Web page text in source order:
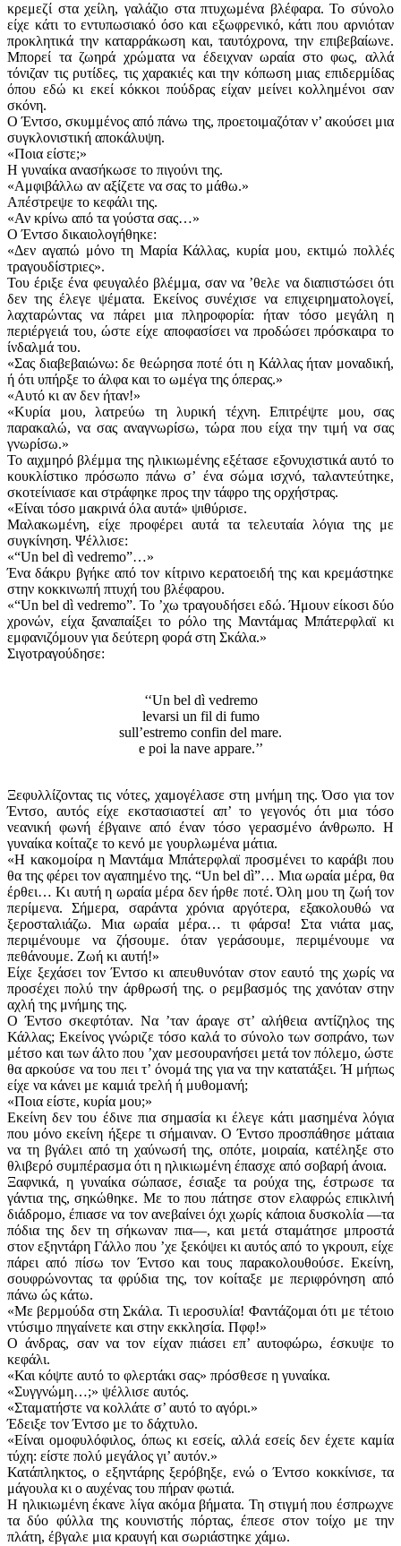
κρεμεζί στα χείλη, γαλάζιο στα πτυχωμένα βλέφαρα. Το σύνολο
είχε κάτι το εντυπωσιακό όσο και εξωφρενικό, κάτι που αρνιόταν
προκλητικά την καταρράκωση και, ταυτόχρονα, την επιβεβαίωνε.
Μπορεί τα ζωηρά χρώματα να έδειχναν ωραία στο φως, αλλά
τόνιζαν τις ρυτίδες, τις χαρακιές και την κόπωση μιας επιδερμίδας
όπου εδώ κι εκεί κόκκοι πούδρας είχαν μείνει κολλημένοι σαν
σκόνη.
Ο Έντσο, σκυμμένος από πάνω της, προετοιμαζόταν ν’ ακούσει μια
συγκλονιστική αποκάλυψη.
«Ποια είστε;»
Η γυναίκα ανασήκωσε το πιγούνι της.
«Αμφιβάλλω αν αξίζετε να σας το μάθω.»
Απέστρεψε το κεφάλι της.
«Αν κρίνω από τα γούστα σας…»
Ο Έντσο δικαιολογήθηκε:
«Δεν αγαπώ μόνο τη Μαρία Κάλλας, κυρία μου, εκτιμώ πολλές
τραγουδίστριες».
Του έριξε ένα φευγαλέο βλέμμα, σαν να ’θελε να διαπιστώσει ότι
δεν της έλεγε ψέματα. Εκείνος συνέχισε να επιχειρηματολογεί,
λαχταρώντας να πάρει μια πληροφορία: ήταν τόσο μεγάλη η
περιέργειά του, ώστε είχε αποφασίσει να προδώσει πρόσκαιρα το
ίνδαλμά του.
«Σας διαβεβαιώνω: δε θεώρησα ποτέ ότι η Κάλλας ήταν μοναδική,
ή ότι υπήρξε το άλφα και το ωμέγα της όπερας.»
«Αυτό κι αν δεν ήταν!»
«Κυρία μου, λατρεύω τη λυρική τέχνη. Επιτρέψτε μου, σας
παρακαλώ, να σας αναγνωρίσω, τώρα που είχα την τιμή να σας
γνωρίσω.»
Το αιχμηρό βλέμμα της ηλικιωμένης εξέτασε εξονυχιστικά αυτό το
κουκλίστικο πρόσωπο πάνω σ’ ένα σώμα ισχνό, ταλαντεύτηκε,
σκοτείνιασε και στράφηκε προς την τάφρο της ορχήστρας.
«Είναι τόσο μακρινά όλα αυτά» ψιθύρισε.
Μαλακωμένη, είχε προφέρει αυτά τα τελευταία λόγια της με
συγκίνηση. Ψέλλισε:
«“Un bel dì vedremo”…»
Ένα δάκρυ βγήκε από τoν κίτρινo κερατοειδή της και κρεμάστηκε
στην κοκκινωπή πτυχή του βλέφαρου.
«“Un bel dì vedremo”. Το ’χω τραγουδήσει εδώ. Ήμουν είκοσι δύο
χρονών, είχα ξαναπαίξει το ρόλο της Μαντάμας Μπάτερφλαϊ κι
εμφανιζόμουν για δεύτερη φορά στη Σκάλα.»
Σιγοτραγούδησε:
‘‘Un bel dì vedremo
levarsi un fil di fumo
sull’estremo confin del mare.
e poi la nave appare.’’
Ξεφυλλίζοντας τις νότες, χαμογέλασε στη μνήμη της. Όσο για τον
Έντσο, αυτός είχε εκστασιαστεί απ’ το γεγονός ότι μια τόσο
νεανική φωνή έβγαινε από έναν τόσο γερασμένο άνθρωπο. Η
γυναίκα κοίταζε το κενό με γουρλωμένα μάτια.
«Η κακομοίρα η Μαντάμα Μπάτερφλαϊ προσμένει το καράβι που
θα της φέρει τον αγαπημένο της. “Un bel dì”… Mια ωραία μέρα, θα
έρθει… Κι αυτή η ωραία μέρα δεν ήρθε ποτέ. Όλη μου τη ζωή τον
περίμενα. Σήμερα, σαράντα χρόνια αργότερα, εξακολουθώ να
ξεροσταλιάζω. Μια ωραία μέρα… τι φάρσα! Στα νιάτα μας,
περιμένουμε να ζήσουμε. όταν γεράσουμε, περιμένουμε να
πεθάνουμε. Ζωή κι αυτή!»
Είχε ξεχάσει τον Έντσο κι απευθυνόταν στον εαυτό της χωρίς να
προσέχει πολύ την άρθρωσή της. ο ρεμβασμός της χανόταν στην
αχλή της μνήμης της.
Ο Έντσο σκεφτόταν. Να ’ταν άραγε στ’ αλήθεια αντίζηλος της
Κάλλας; Εκείνος γνώριζε τόσο καλά το σύνολο των σοπράνο, των
μέτσο και των άλτο που ’χαν μεσουρανήσει μετά τον πόλεμο, ώστε
θα αρκούσε να του πει τ’ όνομά της για να την κατατάξει. Ή μήπως
είχε να κάνει με καμιά τρελή ή μυθομανή;
«Ποια είστε, κυρία μου;»
Εκείνη δεν του έδινε πια σημασία κι έλεγε κάτι μασημένα λόγια
που μόνο εκείνη ήξερε τι σήμαιναν. Ο Έντσο προσπάθησε μάταια
να τη βγάλει από τη χαύνωσή της, οπότε, μοιραία, κατέληξε στο
θλιβερό συμπέρασμα ότι η ηλικιωμένη έπασχε από σοβαρή άνοια.
Ξαφνικά, η γυναίκα σώπασε, έσιαξε τα ρούχα της, έστρωσε τα
γάντια της, σηκώθηκε. Με το που πάτησε στον ελαφρώς επικλινή
διάδρομο, έπιασε να τον ανεβαίνει όχι χωρίς κάποια δυσκολία —τα
πόδια της δεν τη σήκωναν πια—, και μετά σταμάτησε μπροστά
στον εξηντάρη Γάλλο που ’χε ξεκόψει κι αυτός από το γκρουπ, είχε
πάρει από πίσω τον Έντσο και τους παρακολουθούσε. Εκείνη,
σουφρώνοντας τα φρύδια της, τον κοίταξε με περιφρόνηση από
πάνω ώς κάτω.
«Με βερμούδα στη Σκάλα. Τι ιεροσυλία! Φαντάζομαι ότι με τέτοιο
ντύσιμο πηγαίνετε και στην εκκλησία. Πφφ!»
Ο άνδρας, σαν να τον είχαν πιάσει επ’ αυτοφώρω, έσκυψε το
κεφάλι.
«Και κόψτε αυτό το φλερτάκι σας» πρόσθεσε η γυναίκα.
«Συγγνώμη…;» ψέλλισε αυτός.
«Σταματήστε να κολλάτε σ’ αυτό το αγόρι.»
Έδειξε τον Έντσο με το δάχτυλο.
«Είναι ομοφυλόφιλος, όπως κι εσείς, αλλά εσείς δεν έχετε καμία
τύχη: είστε πολύ μεγάλος γι’ αυτόν.»
Κατάπληκτος, ο εξηντάρης ξερόβηξε, ενώ ο Έντσο κοκκίνισε, τα
μάγουλα κι ο αυχένας του πήραν φωτιά.
Η ηλικιωμένη έκανε λίγα ακόμα βήματα. Τη στιγμή που έσπρωχνε
τα δύο φύλλα της κουνιστής πόρτας, έπεσε στον τοίχο με την
πλάτη, έβγαλε μια κραυγή και σωριάστηκε χάμω.